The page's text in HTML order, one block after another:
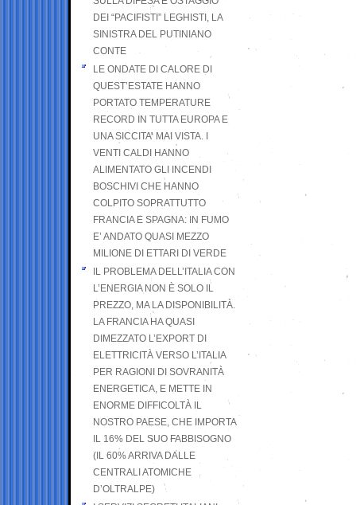
DEI “PACIFISTI” LEGHISTI, LA
SINISTRA DEL PUTINIANO
CONTE
LE ONDATE DI CALORE DI
QUEST’ESTATE HANNO
PORTATO TEMPERATURE
RECORD IN TUTTA EUROPA E
UNA SICCITA’ MAI VISTA. I
VENTI CALDI HANNO
ALIMENTATO GLI INCENDI
BOSCHIVI CHE HANNO
COLPITO SOPRATTUTTO
FRANCIA E SPAGNA: IN FUMO
E’ ANDATO QUASI MEZZO
MILIONE DI ETTARI DI VERDE
IL PROBLEMA DELL’ITALIA CON
L’ENERGIA NON È SOLO IL
PREZZO, MA LA DISPONIBILITÀ.
LA FRANCIA HA QUASI
DIMEZZATO L’EXPORT DI
ELETTRICITÀ VERSO L’ITALIA
PER RAGIONI DI SOVRANITÀ
ENERGETICA, E METTE IN
ENORME DIFFICOLTÀ IL
NOSTRO PAESE, CHE IMPORTA
IL 16% DEL SUO FABBISOGNO
(IL 60% ARRIVA DALLE
CENTRALI ATOMICHE
D’OLTRALPE)